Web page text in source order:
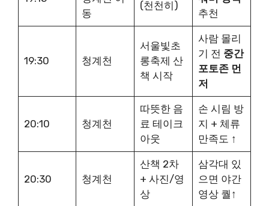
동
(천천히)
추천
19:30 청계천
서울빛초
롱축제 산
책 시작
사람 몰리
기 전 중간
포토존 먼
저
20:10 청계천
따뜻한 음
료 테이크
아웃
손 시림 방
지 + 체류
만족도 ↑
20:30 청계천
산책 2차
+ 사진/영
상
삼각대 있
으면 야간
영상 퀄↑